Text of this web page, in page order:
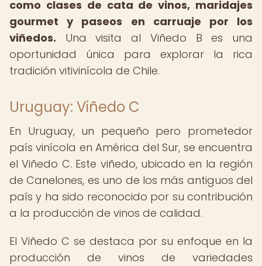
como clases de cata de vinos, maridajes
gourmet y paseos en carruaje por los
viñedos. Una visita al Viñedo B es una
oportunidad única para explorar la rica
tradición vitivinícola de Chile.
Uruguay: Viñedo C
En Uruguay, un pequeño pero prometedor
país vinícola en América del Sur, se encuentra
el Viñedo C. Este viñedo, ubicado en la región
de Canelones, es uno de los más antiguos del
país y ha sido reconocido por su contribución
a la producción de vinos de calidad.
El Viñedo C se destaca por su enfoque en la
producción de vinos de variedades